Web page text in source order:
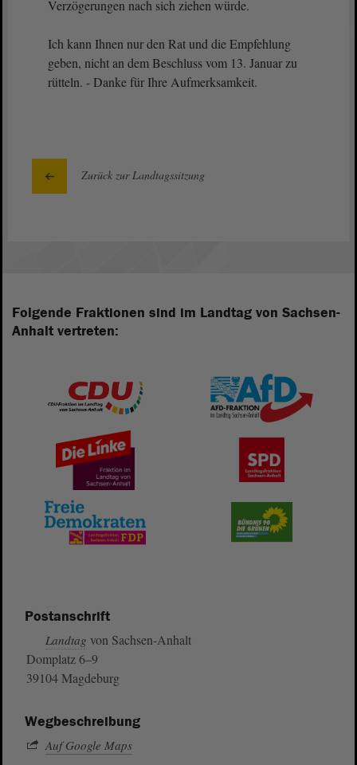
Verzögerungen nach sich ziehen würde.
Ich kann Ihnen nur den Rat und die Empfehlung
geben, nicht an dem Beschluss vom 13. Januar zu
rütteln. - Danke für Ihre Aufmerksamkeit.
Zurück zur Landtagssitzung
Folgende Fraktionen sind im Landtag von Sachsen-
Anhalt vertreten:
Postanschrift
Landtag von Sachsen-Anhalt
Domplatz 6–9
39104 Magdeburg
Wegbeschreibung
Auf Google Maps